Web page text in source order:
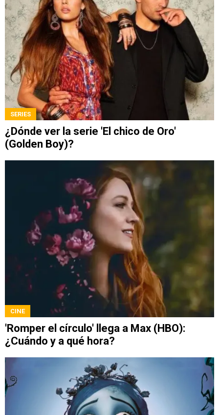
SERIES
¿Dónde ver la serie 'El chico de Oro'
(Golden Boy)?
CINE
'Romper el círculo' llega a Max (HBO):
¿Cuándo y a qué hora?